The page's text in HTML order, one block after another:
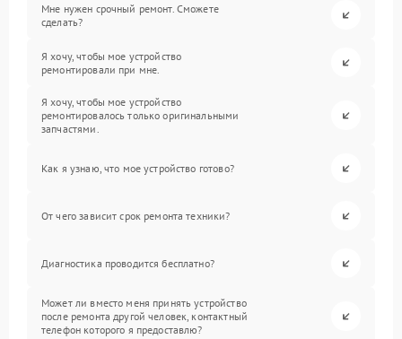
Мне нужен срочный ремонт. Сможете
сделать?
Я хочу, чтобы мое устройство
ремонтировали при мне.
Я хочу, чтобы мое устройство
ремонтировалось только оригинальными
запчастями.
Как я узнаю, что мое устройство готово?
От чего зависит срок ремонта техники?
Диагностика проводится бесплатно?
Может ли вместо меня принять устройство
после ремонта другой человек, контактный
телефон которого я предоставлю?